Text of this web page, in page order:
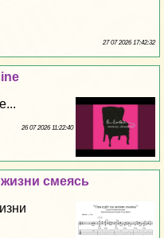
27 07 2026 17:42:32
26 07 2026 11:22:40
смеясь